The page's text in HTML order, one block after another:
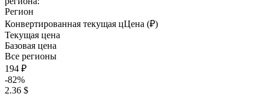
Регион
Конвертированная текущая цЦена (₽)
Текущая цена
Базовая цена
Все регионы
194 ₽
-82%
2.36 $